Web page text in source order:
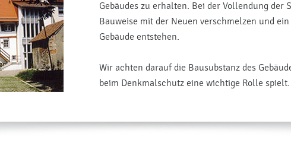
Gebäudes zu erhalten. Bei der Vollendung der
Bauweise mit der Neuen verschmelzen und
Gebäude entstehen.
Wir achten darauf die Bausubstanz des
beim Denkmalschutz eine wichtige Rolle spielt.